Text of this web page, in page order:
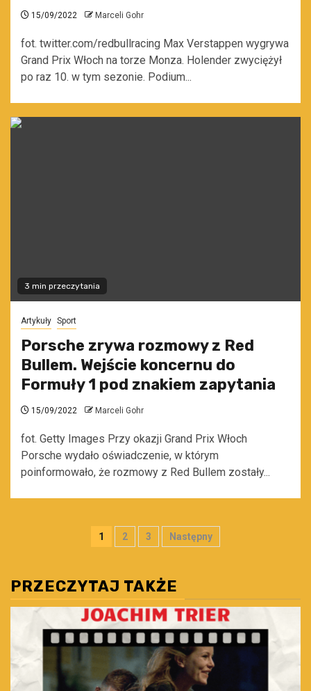
15/09/2022 Marceli Gohr
fot. twitter.com/redbullracing Max Verstappen wygrywa
Grand Prix Włoch na torze Monza. Holender zwyciężył
po raz 10. w tym sezonie. Podium...
3 min przeczytania
Artykuły Sport
Porsche zrywa rozmowy z Red
Bullem. Wejście koncernu do
Formuły 1 pod znakiem zapytania
15/09/2022 Marceli Gohr
fot. Getty Images Przy okazji Grand Prix Włoch
Porsche wydało oświadczenie, w którym
poinformowało, że rozmowy z Red Bullem zostały...
Stronicowanie
1 2 3 Następny
PRZECZYTAJ TAKŻE